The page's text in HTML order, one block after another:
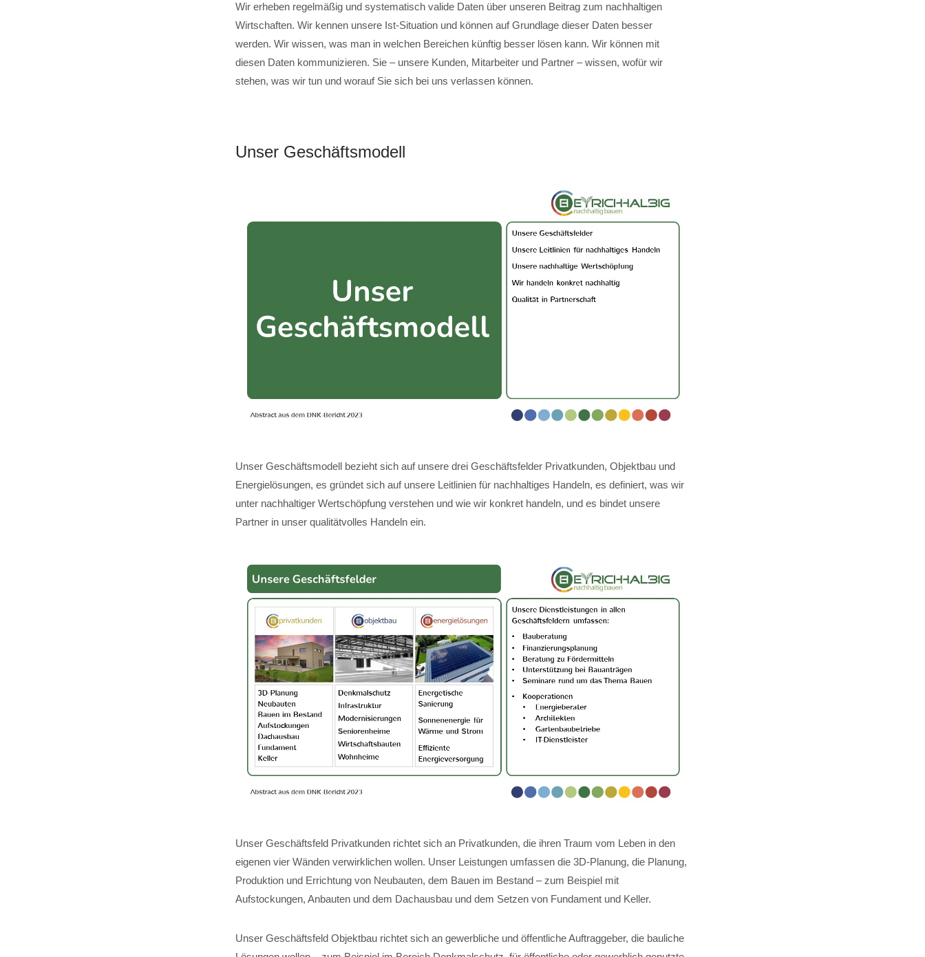
Wir erheben regelmäßig und systematisch valide Daten über unseren Beitrag zum nachhaltigen
Wirtschaften. Wir kennen unsere Ist-Situation und können auf Grundlage dieser Daten besser
werden. Wir wissen, was man in welchen Bereichen künftig besser lösen kann. Wir können mit
diesen Daten kommunizieren. Sie – unsere Kunden, Mitarbeiter und Partner – wissen, wofür wir
stehen, was wir tun und worauf Sie sich bei uns verlassen können.
Unser Geschäftsmodell
Unser Geschäftsmodell bezieht sich auf unsere drei Geschäftsfelder Privatkunden, Objektbau und
Energielösungen, es gründet sich auf unsere Leitlinien für nachhaltiges Handeln, es definiert, was wir
unter nachhaltiger Wertschöpfung verstehen und wie wir konkret handeln, und es bindet unsere
Partner in unser qualitätvolles Handeln ein.
Unser Geschäftsfeld Privatkunden richtet sich an Privatkunden, die ihren Traum vom Leben in den
eigenen vier Wänden verwirklichen wollen. Unser Leistungen umfassen die 3D-Planung, die Planung,
Produktion und Errichtung von Neubauten, dem Bauen im Bestand – zum Beispiel mit
Aufstockungen, Anbauten und dem Dachausbau und dem Setzen von Fundament und Keller.
Unser Geschäftsfeld Objektbau richtet sich an gewerbliche und öffentliche Auftraggeber, die bauliche